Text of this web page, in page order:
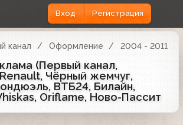
Вход Регистрация
канал Оформление 2004 - 2011
(Первый канал,
Чёрный жемчуг,
ВТБ24, Билайн,
Oriflame, Ново-Пассит